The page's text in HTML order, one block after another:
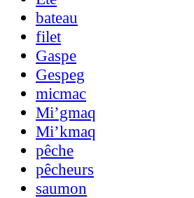
bateau
filet
Gaspe
Gespeg
micmac
Mi’gmaq
Mi’kmaq
pêche
pêcheurs
saumon